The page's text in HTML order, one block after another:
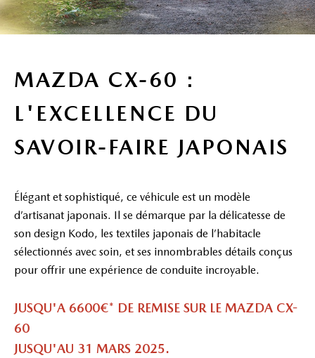
MAZDA CX-60 :
L'EXCELLENCE DU
SAVOIR-FAIRE JAPONAIS
Élégant et sophistiqué, ce véhicule est un modèle
d’artisanat japonais. Il se démarque par la délicatesse de
son design Kodo, les textiles japonais de l’habitacle
sélectionnés avec soin, et ses innombrables détails conçus
pour offrir une expérience de conduite incroyable.
JUSQU'A 6600€* DE REMISE SUR LE MAZDA CX-
60
JUSQU'AU 31 MARS 2025.